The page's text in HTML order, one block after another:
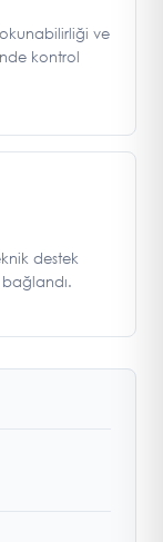
ve
kontrol
destek